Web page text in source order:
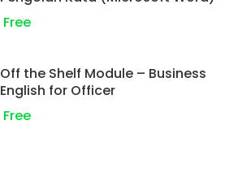
Free
Off the Shelf Module – Business
English for Officer
Free